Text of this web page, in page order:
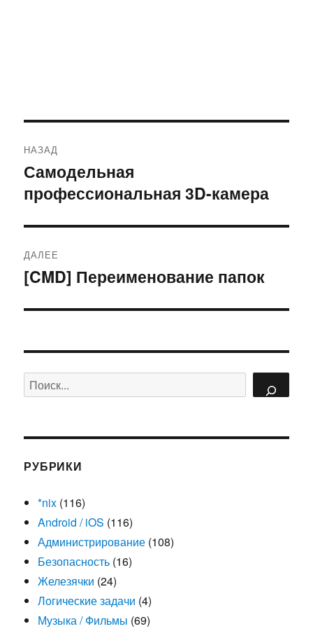
по
записям
НАЗАД
Предыдущая
запись:
Самодельная
профессиональная 3D-камера
ДАЛЕЕ
Следующая
[CMD] Переименование папок
Поиск
РУБРИКИ
*nix (116)
Android / iOS (116)
Администрирование (108)
Безопасность (16)
Железячки (24)
Логические задачи (4)
Музыка / Фильмы (69)